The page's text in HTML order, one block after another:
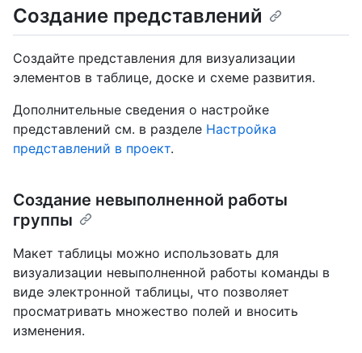
Создание представлений
Создайте представления для визуализации
элементов в таблице, доске и схеме развития.
Дополнительные сведения о настройке
представлений см. в разделе Настройка
представлений в проект.
Создание невыполненной работы
группы
Макет таблицы можно использовать для
визуализации невыполненной работы команды в
виде электронной таблицы, что позволяет
просматривать множество полей и вносить
изменения.